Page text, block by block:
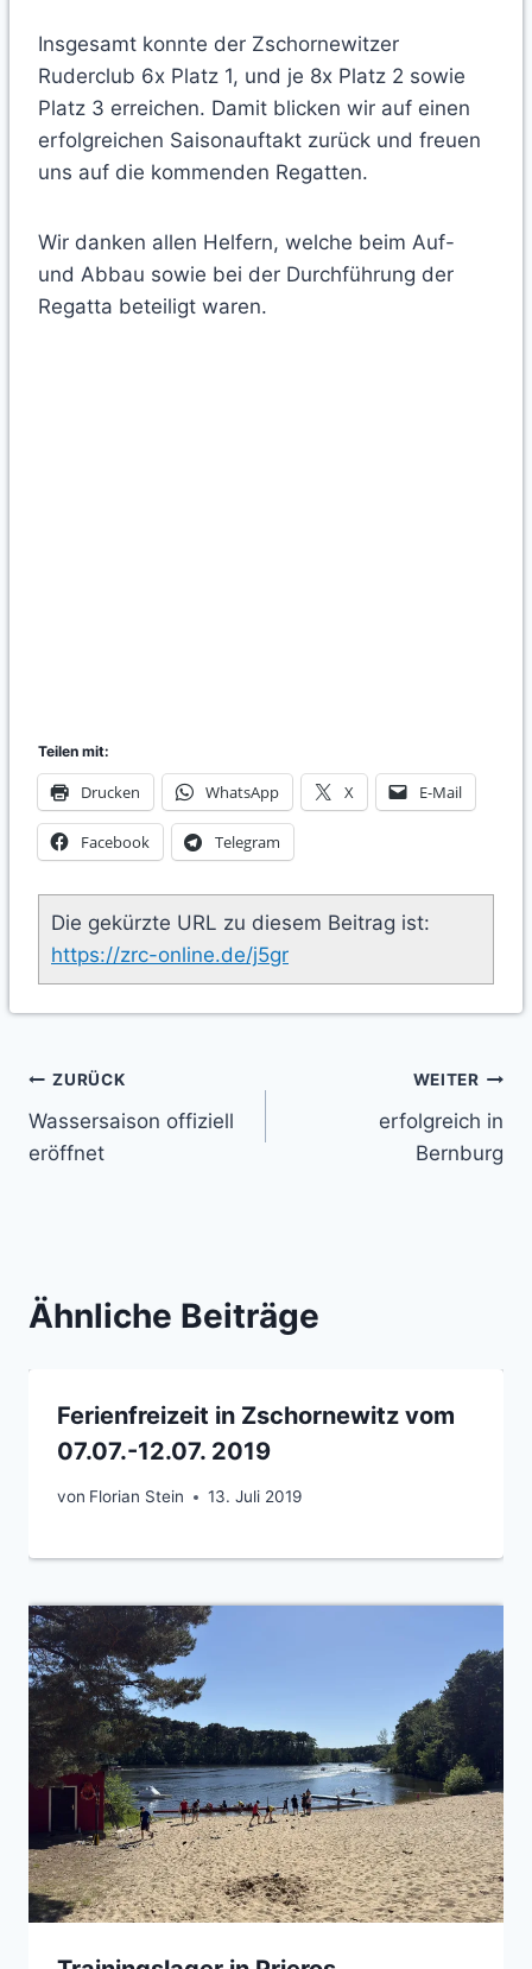
Insgesamt konnte der Zschornewitzer
Ruderclub 6x Platz 1, und je 8x Platz 2 sowie
Platz 3 erreichen. Damit blicken wir auf einen
erfolgreichen Saisonauftakt zurück und freuen
uns auf die kommenden Regatten.
Wir danken allen Helfern, welche beim Auf-
und Abbau sowie bei der Durchführung der
Regatta beteiligt waren.
Teilen mit:
Drucken WhatsApp X E-Mail
Facebook Telegram
Die gekürzte URL zu diesem Beitrag ist:
https://zrc-online.de/j5gr
Beitragsnavigation
ZURÜCK
Wassersaison offiziell
eröffnet
WEITER
erfolgreich in
Bernburg
Ähnliche Beiträge
Ferienfreizeit in Zschornewitz vom
07.07.-12.07. 2019
von Florian Stein 13. Juli 2019